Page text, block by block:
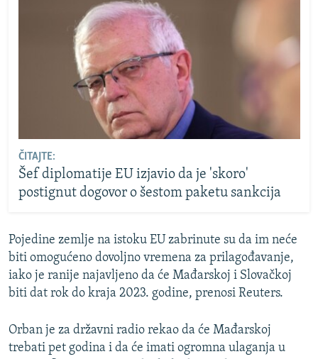
ČITAJTE:
Šef diplomatije EU izjavio da je 'skoro'
postignut dogovor o šestom paketu sankcija
Pojedine zemlje na istoku EU zabrinute su da im neće
biti omogućeno dovoljno vremena za prilagođavanje,
iako je ranije najavljeno da će Mađarskoj i Slovačkoj
biti dat rok do kraja 2023. godine, prenosi Reuters.
Orban je za državni radio rekao da će Mađarskoj
trebati pet godina i da će imati ogromna ulaganja u